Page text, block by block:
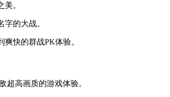
。
的大战。
快的群战PK体验。
超高画质的游戏体验。